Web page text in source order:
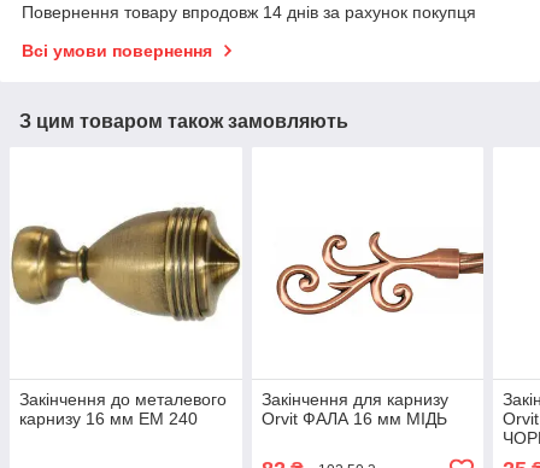
Повернення товару впродовж 14 днів за рахунок покупця
Всі умови повернення
З цим товаром також замовляють
Закінчення до металевого
карнизу 16 мм ЕМ 240
Закінчення для карнизу
Orvit ФАЛА 16 мм МІДЬ